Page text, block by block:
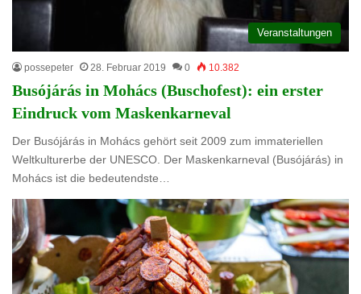
Veranstaltungen
possepeter 28. Februar 2019 0 10.382
Busójárás in Mohács (Buschofest): ein erster
Eindruck vom Maskenkarneval
Der Busójárás in Mohács gehört seit 2009 zum immateriellen
Weltkulturerbe der UNESCO. Der Maskenkarneval (Busójárás) in
Mohács ist die bedeutendste…